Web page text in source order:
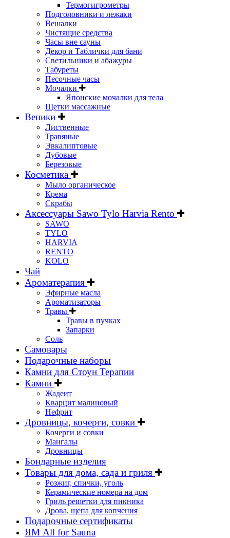
Термогигрометры
Подголовники и лежаки
Вешалки
Чистящие средства
Часы вне сауны
Декор и Таблички для бани
Светильники и абажуры
Табуреты
Песочные часы
Мочалки
Японские мочалки для тела
Щетки массажные
Веники
Лиственные
Травяные
Эвкалиптовые
Дубовые
Березовые
Косметика
Мыло органическое
Крема
Скрабы
Аксессуары Sawo Tylo Harvia Rento
SAWO
TYLO
HARVIA
RENTO
KOLO
Чай
Ароматерапия
Эфирные масла
Ароматизаторы
Травы
Травы в пучках
Запарки
Соль
Самовары
Подарочные наборы
Камни для Стоун Терапии
Камни
Жадеит
Кварцит малиновый
Нефрит
Дровницы, кочерги, совки
Кочерги и совки
Мангалы
Дровницы
Бондарные изделия
Товары для дома, сада и гриля
Розжиг, спички, уголь
Керамические номера на дом
Гриль решетки для пикника
Дрова, щепа для копчения
Подарочные сертификаты
ЯМ All for Sauna